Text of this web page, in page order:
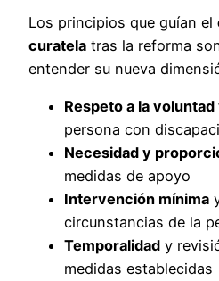
Los principios que guían el
curatela tras la reforma
entender su nueva
Respeto a la
persona con
Necesidad y
medidas de apoyo
Intervención mínima
circunstancias de la
Temporalidad y
medidas establecidas